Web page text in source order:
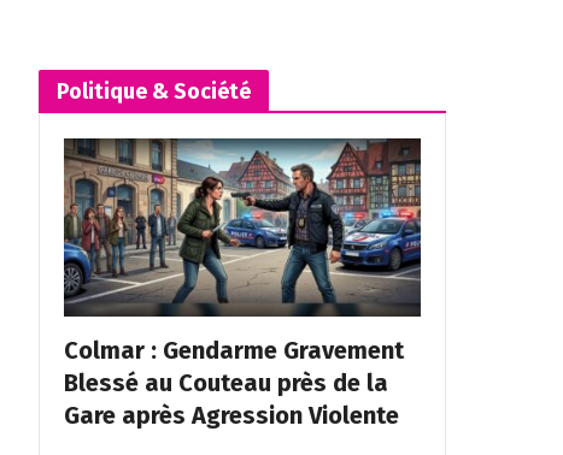
Politique & Société
Colmar : Gendarme Gravement
Blessé au Couteau près de la
Gare après Agression Violente